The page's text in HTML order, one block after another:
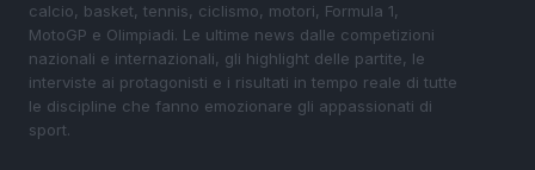
calcio, basket, tennis, ciclismo, motori, Formula 1,
MotoGP e Olimpiadi. Le ultime news dalle competizioni
nazionali e internazionali, gli highlight delle partite, le
interviste ai protagonisti e i risultati in tempo reale di tutte
le discipline che fanno emozionare gli appassionati di
sport.